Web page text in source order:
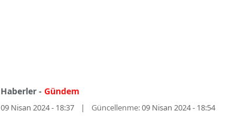
Haberler - Gündem
09 Nisan 2024 - 18:37 Güncellenme:09 Nisan 2024 - 18:54